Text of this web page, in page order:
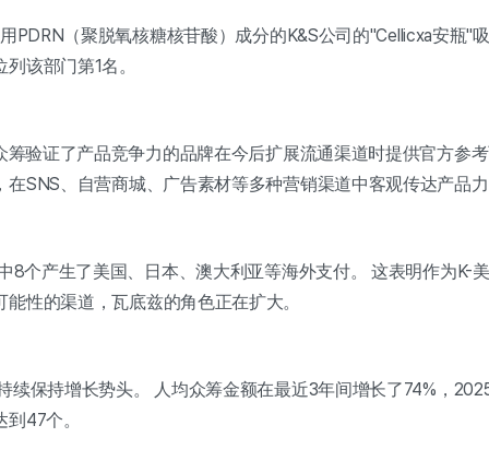
PDRN（聚脱氧核糖核苷酸）成分的K&S公司的"Cellicxa安瓶"
该部门第1名。
验证了产品竞争力的品牌在今后扩展流通渠道时提供官方参
在SNS、自营商城、广告素材等多种营销渠道中客观传达产品
8个产生了美国、日本、澳大利亚等海外支付。 这表明作为K-
性的渠道，瓦底兹的角色正在扩大。
续保持增长势头。 人均众筹金额在最近3年间增长了74%，
47个。